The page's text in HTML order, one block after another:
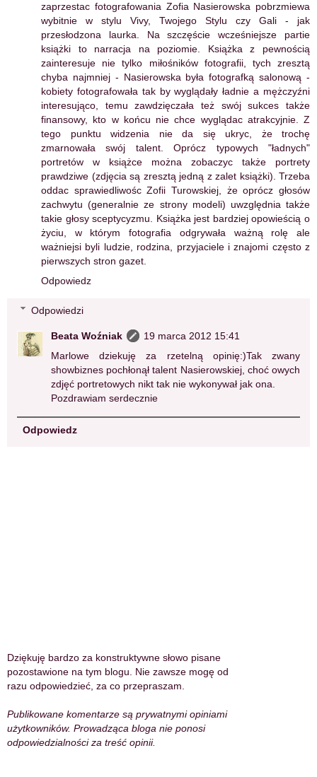
zaprzestac fotografowania Zofia Nasierowska pobrzmiewa
wybitnie w stylu Vivy, Twojego Stylu czy Gali - jak
przesłodzona laurka. Na szczęście wcześniejsze partie
książki to narracja na poziomie. Książka z pewnością
zainteresuje nie tylko miłośników fotografii, tych zresztą
chyba najmniej - Nasierowska była fotografką salonową -
kobiety fotografowała tak by wyglądały ładnie a mężczyźni
interesująco, temu zawdzięczała też swój sukces także
finansowy, kto w końcu nie chce wyglądac atrakcyjnie. Z
tego punktu widzenia nie da się ukryc, że trochę
zmarnowała swój talent. Oprócz typowych "ładnych"
portretów w książce można zobaczyc także portrety
prawdziwe (zdjęcia są zresztą jedną z zalet książki). Trzeba
oddac sprawiedliwośc Zofii Turowskiej, że oprócz głosów
zachwytu (generalnie ze strony modeli) uwzględnia także
takie głosy sceptycyzmu. Książka jest bardziej opowieścią o
życiu, w którym fotografia odgrywała ważną rolę ale
ważniejsi byli ludzie, rodzina, przyjaciele i znajomi często z
pierwszych stron gazet.
Odpowiedz
Odpowiedzi
Beata Woźniak
19 marca 2012 15:41
Marlowe dziekuję za rzetelną opinię:)Tak zwany
showbiznes pochłonął talent Nasierowskiej, choć owych
zdjęć portretowych nikt tak nie wykonywał jak ona.
Pozdrawiam serdecznie
Odpowiedz
Dziękuję bardzo za konstruktywne słowo pisane
pozostawione na tym blogu. Nie zawsze mogę od
razu odpowiedzieć, za co przepraszam.
Publikowane komentarze są prywatnymi opiniami
użytkowników. Prowadząca bloga nie ponosi
odpowiedzialności za treść opinii.